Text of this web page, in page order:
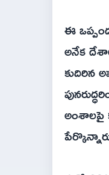
ఈ
అనేక
కుదిరిన
అంశాలపై